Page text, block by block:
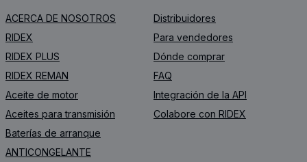
ACERCA DE NOSOTROS
RIDEX
RIDEX PLUS
RIDEX REMAN
Aceite de motor
Aceites para transmisión
Baterías de arranque
ANTICONGELANTE
Distribuidores
Para vendedores
Dónde comprar
FAQ
Integración de la API
Colabore con RIDEX